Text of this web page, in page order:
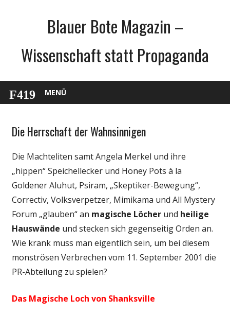
Blauer Bote Magazin –
Wissenschaft statt Propaganda
MENÜ
Gesellschaft
Politik
Wissenschaft
Die Herrschaft der Wahnsinnigen
Die Machteliten samt Angela Merkel und ihre
„hippen“ Speichellecker und Honey Pots à la
Goldener Aluhut, Psiram, „Skeptiker-Bewegung“,
Correctiv, Volksverpetzer, Mimikama und All Mystery
Forum „glauben“ an magische Löcherund heilige
Hauswände und stecken sich gegenseitig Orden an.
Wie krank muss man eigentlich sein, um bei diesem
monströsen Verbrechen vom 11. September 2001 die
PR-Abteilung zu spielen?
Das Magische Loch von Shanksville